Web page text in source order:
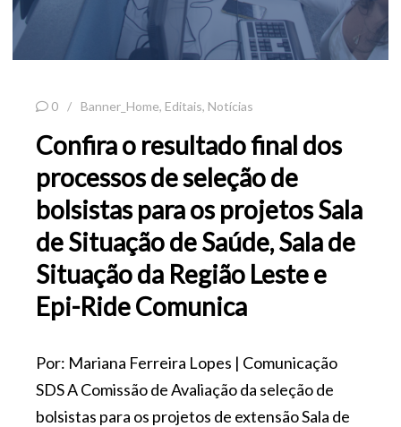
0 Banner_Home, Editais, Notícias
Confira o resultado final dos
processos de seleção de
bolsistas para os projetos Sala
de Situação de Saúde, Sala de
Situação da Região Leste e
Epi-Ride Comunica
Por: Mariana Ferreira Lopes | Comunicação
SDS A Comissão de Avaliação da seleção de
bolsistas para os projetos de extensão Sala de